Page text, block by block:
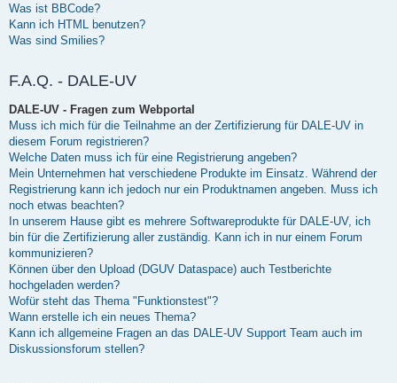
Was ist BBCode?
Kann ich HTML benutzen?
Was sind Smilies?
F.A.Q. - DALE-UV
DALE-UV - Fragen zum Webportal
Muss ich mich für die Teilnahme an der Zertifizierung für DALE-UV in
diesem Forum registrieren?
Welche Daten muss ich für eine Registrierung angeben?
Mein Unternehmen hat verschiedene Produkte im Einsatz. Während der
Registrierung kann ich jedoch nur ein Produktnamen angeben. Muss ich
noch etwas beachten?
In unserem Hause gibt es mehrere Softwareprodukte für DALE-UV, ich
bin für die Zertifizierung aller zuständig. Kann ich in nur einem Forum
kommunizieren?
Können über den Upload (DGUV Dataspace) auch Testberichte
hochgeladen werden?
Wofür steht das Thema "Funktionstest"?
Wann erstelle ich ein neues Thema?
Kann ich allgemeine Fragen an das DALE-UV Support Team auch im
Diskussionsforum stellen?